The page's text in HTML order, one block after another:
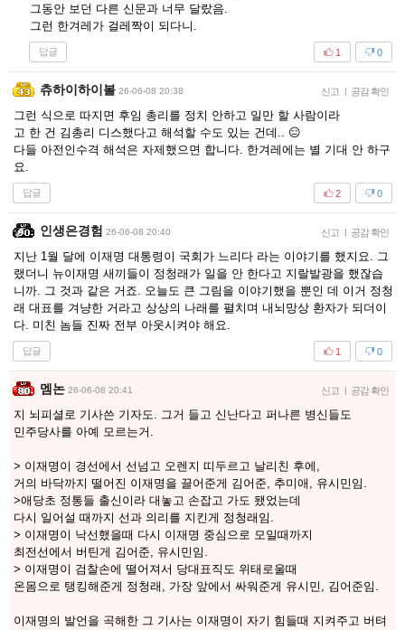
그동안 보던 다른 신문과 너무 달랐음.
그런 한겨레가 걸레짝이 되다니.
답글 0
1
츄하이하이볼 26-06-08 20:38 신고 | 공감 확인
그런 식으로 따지면 후임 총리를 정치 안하고 일만 할 사람이라
고 한 건 김총리 디스했다고 해석할 수도 있는 건데.. 😑
다들 아전인수격 해석은 자제했으면 합니다. 한겨레에는 별 기대 안 하구
요.
답글 0
2
인생은경험 26-06-08 20:40 신고 | 공감 확인
지난 1월 달에 이재명 대통령이 국회가 느리다 라는 이야기를 했지요. 그
랬더니 뉴이재명 새끼들이 정청래가 일을 안 한다고 지랄발광을 했잖습
니까. 그 것과 같은 거죠. 오늘도 큰 그림을 이야기했을 뿐인 데 이거 정청
래 대표를 겨냥한 거라고 상상의 나래를 펼치며 내뇌망상 환자가 되더이
다. 미친 놈들 진짜 전부 아웃시켜야 해요.
답글 0
1
멤논 26-06-08 20:41 신고 | 공감 확인
지 뇌피셜로 기사쓴 기자도. 그거 들고 신난다고 퍼나른 병신들도
민주당사를 아예 모르는거.
> 이재명이 경선에서 선넘고 오렌지 띠두르고 날리친 후에,
거의 바닥까지 떨어진 이재명을 끌어준게 김어준, 추미애, 유시민임.
>애당초 정통들 출신이라 대놓고 손잡고 가도 됐었는데
다시 일어설 때까지 선과 의리를 지킨게 정청래임.
> 이재명이 낙선했을때 다시 이재명 중심으로 모일때까지
최전선에서 버틴게 김어준, 유시민임.
> 이재명이 검찰손에 떨어져서 당대표직도 위태로울때
온몸으로 탱킹해준게 정청래, 가장 앞에서 싸워준게 유시민, 김어준임.
이재명의 발언을 곡해한 그 기사는 이재명이 자기 힘들때 지켜주고 버텨